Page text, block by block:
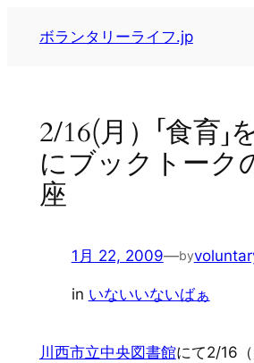
ボランタリーライフ.jp
2/16(月）「食育」
にブックトーク
座
1月 22, 2009—by
in いないいないばぁ
川西市立中央図書館にて2/16（